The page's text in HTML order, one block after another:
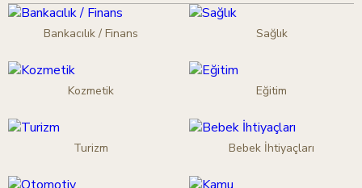
Bankacılık / Finans Sağlık
Kozmetik Eğitim
Turizm Bebek İhtiyaçları